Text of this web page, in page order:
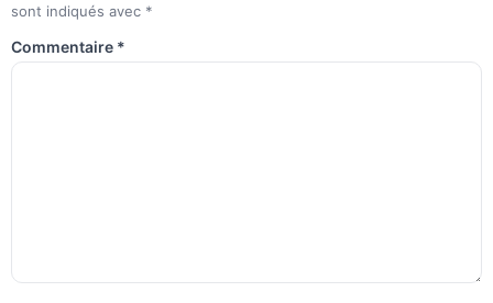
sont indiqués avec *
Commentaire *